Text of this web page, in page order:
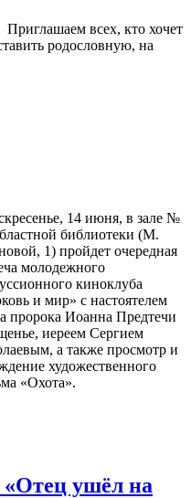
Приглашаем всех, кто хочет
родословную, на
14 июня, в зале №
библиотеки (М.
1) пройдет очередная
молодежного
киноклуба
и мир» с настоятелем
пророка Иоанна Предтечи
иереем Сергием
а также просмотр и
художественного
«Охота».
ушёл на